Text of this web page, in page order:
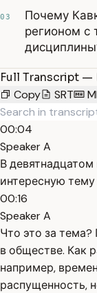
03
Почему
регионом с
Full Transcript —
Copy
SRT
00:04
Speaker A
В
интересную
00:16
Speaker A
Что это за
в обществе. Как
например,
распущенность,